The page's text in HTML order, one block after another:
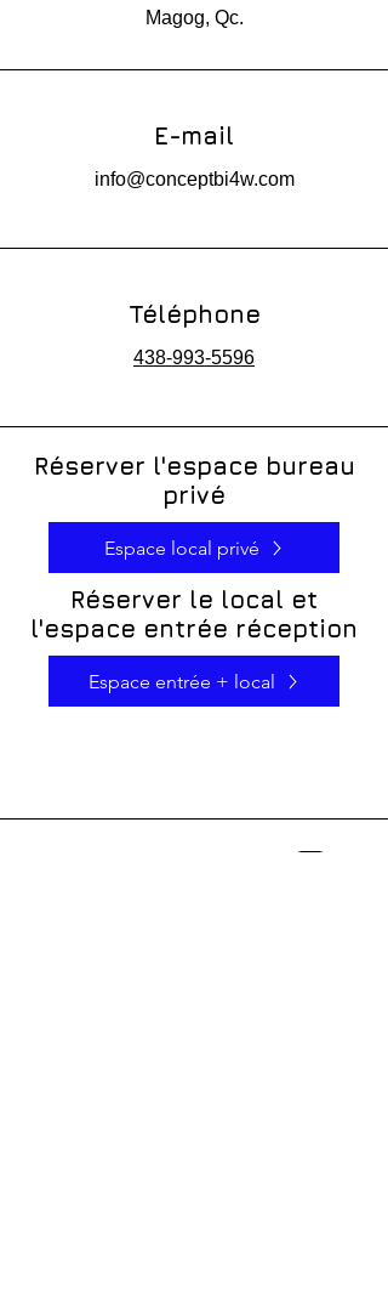
Magog, Qc.
E-mail
info@conceptbi4w.com
Téléphone
438-993-5596
Réserver l'espace bureau
privé
Espace local privé
Réserver le local et
l'espace entrée réception
Espace entrée + local